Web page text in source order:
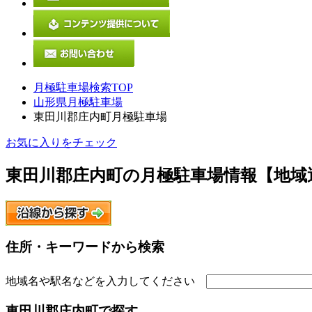
月極駐車場検索TOP
山形県月極駐車場
東田川郡庄内町月極駐車場
お気に入りをチェック
東田川郡庄内町の月極駐車場情報【地域
住所・キーワードから検索
地域名や駅名などを入力してください